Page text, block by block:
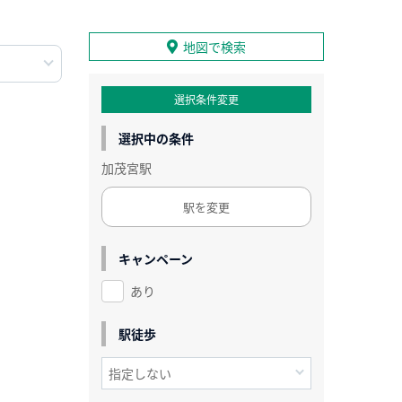
地図で検索
選択条件変更
選択中の条件
加茂宮駅
駅を変更
キャンペーン
あり
駅徒歩